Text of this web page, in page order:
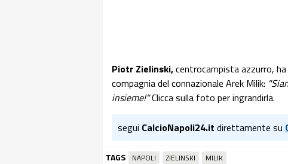
Piotr Zielinski,centrocampista azzurro,
compagnia del connazionale Arek Milik:
insieme!"Clicca sulla foto per ingrandirla.
segui CalcioNapoli24.it direttamente su
TAGS NAPOLI ZIELINSKI MILIK